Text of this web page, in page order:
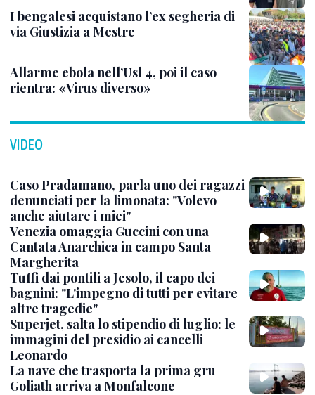
I bengalesi acquistano l’ex segheria di
via Giustizia a Mestre
Allarme ebola nell’Usl 4, poi il caso
rientra: «Virus diverso»
VIDEO
Caso Pradamano, parla uno dei ragazzi
denunciati per la limonata: "Volevo
anche aiutare i miei"
Venezia omaggia Guccini con una
Cantata Anarchica in campo Santa
Margherita
Tuffi dai pontili a Jesolo, il capo dei
bagnini: "L'impegno di tutti per evitare
altre tragedie"
Superjet, salta lo stipendio di luglio: le
immagini del presidio ai cancelli
Leonardo
La nave che trasporta la prima gru
Goliath arriva a Monfalcone